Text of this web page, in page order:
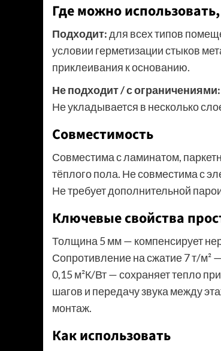
Где можно
Подходит:для всех типов
условии герметизации стыков
приклеивания к основанию.
Не подходит / с ограничениями:
Не укладывается в несколько
Совместимость
Совместима с ламинатом,
тёплого пола. Не совместима с
Не требует дополнительной
Ключевые свойства
Толщина 5 мм — компенсирует
Сопротивление на сжатие 7 т/м²
0,15 м²К/Вт — сохраняет тепло
шагов и передачу звука между
монтаж.
Как использовать